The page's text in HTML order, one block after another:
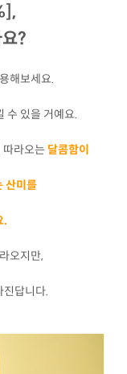
?
해보세요.
수 있을 거예요.
따라오는 달콤함이
산미를
.
오지만,
진답니다.